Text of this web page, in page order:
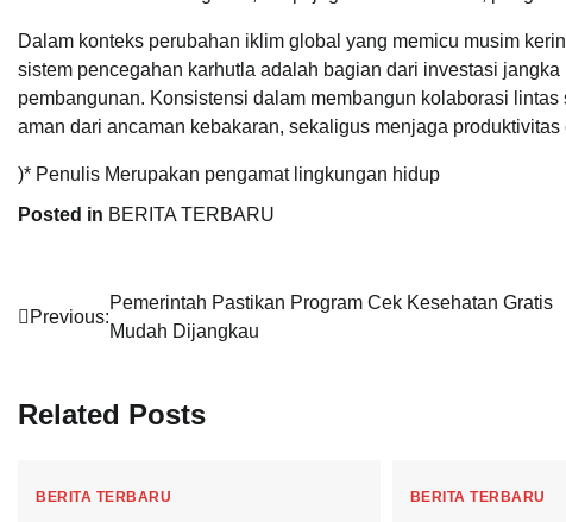
Dalam konteks perubahan iklim global yang memicu musim
sistem pencegahan karhutla adalah bagian dari investasi
pembangunan. Konsistensi dalam membangun kolaborasi
aman dari ancaman kebakaran, sekaligus menjaga
)* Penulis Merupakan pengamat lingkungan hidup
Posted in BERITA TERBARU
Navigasi
Previous:
Pemerintah Pastikan Program Cek Kesehatan Gratis
Mudah Dijangkau
Related Posts
BERITA TERBARU BERITA TERBARU